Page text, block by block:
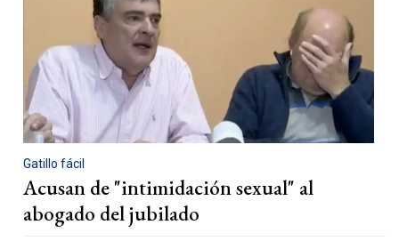
Gatillo fácil
Acusan de "intimidación sexual" al
abogado del jubilado